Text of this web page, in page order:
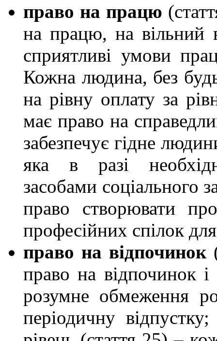
право на працю
на працю, на вільний
сприятливі умови
Кожна людина, без
на рівну оплату за
має право на
забезпечує гідне
яка в разі
засобами соціального
право створювати
професійних спілок для
право на відпочинок
право на відпочинок
розумне обмеження
періодичну